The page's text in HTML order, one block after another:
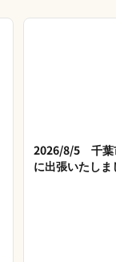
2026/8/5 千葉
に出張いたしま